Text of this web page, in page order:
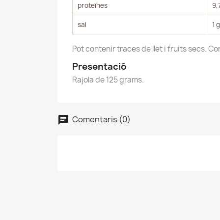
add_circle_outline
proteïnes
sal 1 g
Pot contenir traces de llet i fruits secs.
Presentació
Rajola de 125 grams.
Comentaris (0)